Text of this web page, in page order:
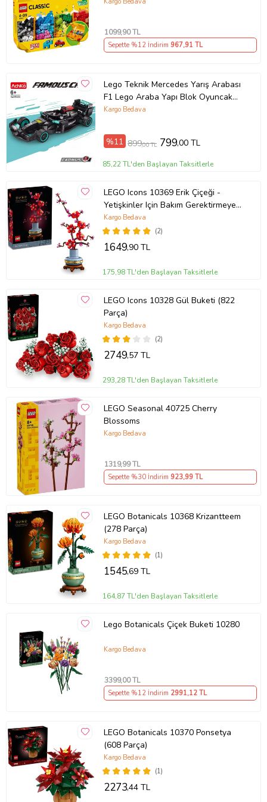
1099,90 TL
Sepette %12 İndirim 967,91 TL
Lego Teknik Mercedes Yarış Arabası
F1 Lego Araba Yapı Blok Oyuncak
Araba - 237 Parça (Siyah)
Kargo Bedava
%11 899,00 TL 799,00 TL
85,22 TL'den Başlayan Taksitlerle
LEGO Icons 10369 Erik Çiçeği -
Yetişkinler Için Bakım Gerektirmeyen
Dekoratif Bitki Yapım Seti (327
Parça)
(2)
Kargo Bedava
1649,90 TL
175,98 TL'den Başlayan Taksitlerle
LEGO Icons 10328 Gül Buketi (822
Parça)
(2)
Kargo Bedava
2749,57 TL
293,28 TL'den Başlayan Taksitlerle
LEGO Seasonal 40725 Cherry
Blossoms
Kargo Bedava
1319,99 TL
Sepette %30 İndirim 923,99 TL
LEGO Botanicals 10368 Krizantteem
(278 Parça)
(1)
Kargo Bedava
1545,69 TL
164,87 TL'den Başlayan Taksitlerle
Lego Botanicals Çiçek Buketi 10280
Kargo Bedava
3399,00 TL
Sepette %12 İndirim 2991,12 TL
LEGO Botanicals 10370 Ponsetya
(608 Parça)
(1)
Kargo Bedava
2273,44 TL